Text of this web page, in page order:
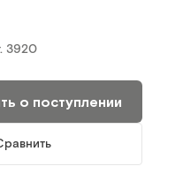
3920
о поступлении